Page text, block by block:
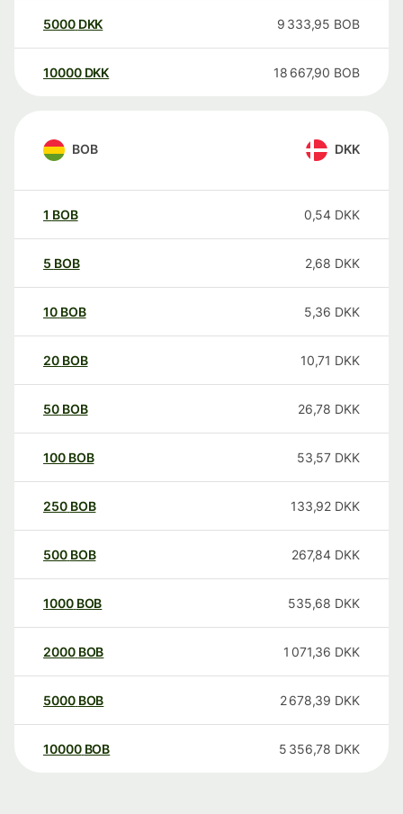
5000 DKK 9 333,95 BOB
10000 DKK 18 667,90 BOB
BOB DKK
1 BOB 0,54 DKK
5 BOB 2,68 DKK
10 BOB 5,36 DKK
20 BOB 10,71 DKK
50 BOB 26,78 DKK
100 BOB 53,57 DKK
250 BOB 133,92 DKK
500 BOB 267,84 DKK
1000 BOB 535,68 DKK
2000 BOB 1 071,36 DKK
5000 BOB 2 678,39 DKK
10000 BOB 5 356,78 DKK